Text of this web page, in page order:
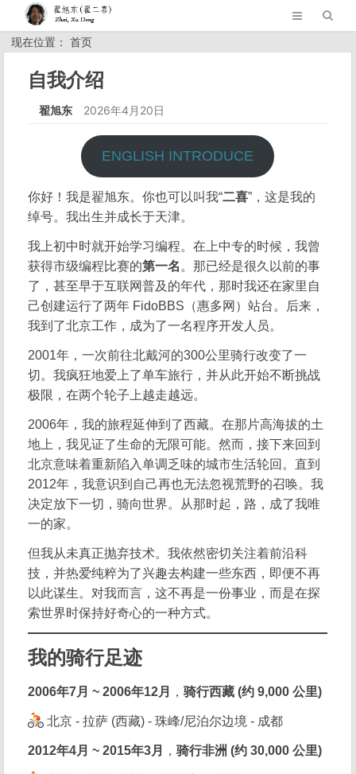
现在位置： 首页
自我介绍
翟旭东 2026年4月20日
ENGLISH INTRODUCE
你好！我是翟旭东。你也可以叫我“二喜”，这是我的
绰号。我出生并成长于天津。
我上初中时就开始学习编程。在上中专的时候，我曾
获得市级编程比赛的第一名 。那已经是很久以前的事
了，甚至早于互联网普及的年代，那时我还在家里自
己创建运行了两年 FidoBBS（惠多网）站台。后来，
我到了北京工作，成为了一名程序开发人员。
2001年，一次前往北戴河的300公里骑行改变了一
切。我疯狂地爱上了单车旅行，并从此开始不断挑战
极限，在两个轮子上越走越远。
2006年，我的旅程延伸到了西藏。在那片高海拔的土
地上，我见证了生命的无限可能。然而，接下来回到
北京意味着重新陷入单调乏味的城市生活轮回。直到
2012年，我意识到自己再也无法忽视荒野的召唤。我
决定放下一切，骑向世界。从那时起，路，成了我唯
一的家。
但我从未真正抛弃技术。我依然密切关注着前沿科
技，并热爱纯粹为了兴趣去构建一些东西，即便不再
以此谋生。对我而言，这不再是一份事业，而是在探
索世界时保持好奇心的一种方式。
我的骑行足迹
2006年7月 ~ 2006年12月 ，骑行西藏 (约 9,000 公里)
北京 - 拉萨 (西藏) - 珠峰/尼泊尔边境 - 成都
2012年4月 ~ 2015年3月 ，骑行非洲 (约 30,000 公里)